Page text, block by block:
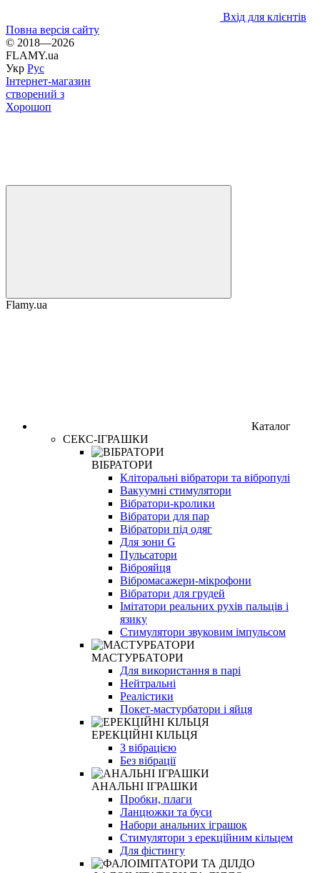
Вхід для клієнтів
Повна версія сайту
© 2018—2026
FLAMY.ua
Укр Рус
Інтернет-магазин
створений з
Хорошоп
Flamy.ua
Каталог
СЕКС-ІГРАШКИ
ВІБРАТОРИ
Кліторальні вібратори та вібропулі
Вакуумні стимулятори
Вібратори-кролики
Вібратори для пар
Вібратори під одяг
Для зони G
Пульсатори
Віброяйця
Вібромасажери-мікрофони
Вібратори для грудей
Імітатори реальних рухів пальців і
язику
Стимулятори звуковим імпульсом
МАСТУРБАТОРИ
Для використання в парі
Нейтральні
Реалістики
Покет-мастурбатори і яйця
ЕРЕКЦІЙНІ КІЛЬЦЯ
З вібрацією
Без вібрації
АНАЛЬНІ ІГРАШКИ
Пробки, плаги
Ланцюжки та буси
Набори анальних іграшок
Стимулятори з ерекційним кільцем
Для фістингу